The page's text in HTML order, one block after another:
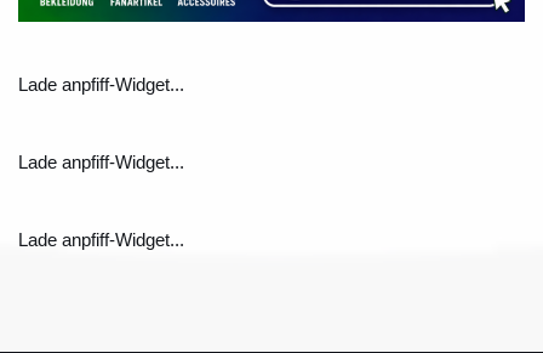
Lade anpfiff-Widget...
Lade anpfiff-Widget...
Lade anpfiff-Widget...